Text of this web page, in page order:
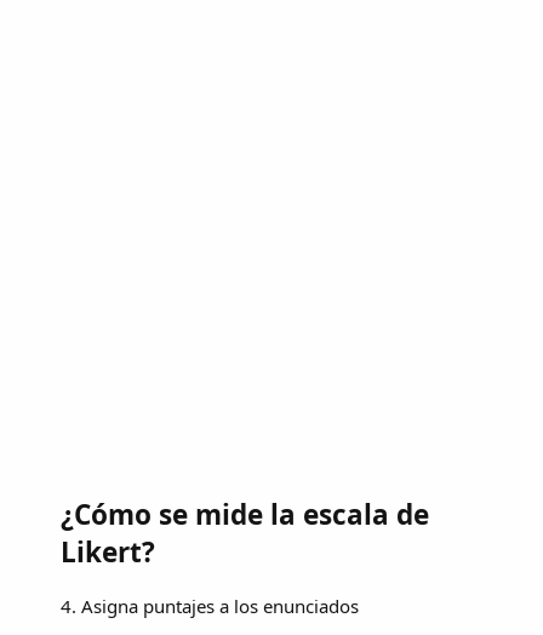
¿Cómo se mide la escala de
Likert?
4. Asigna puntajes a los enunciados